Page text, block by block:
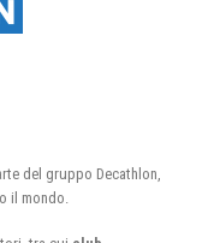
del gruppo Decathlon,
il mondo.